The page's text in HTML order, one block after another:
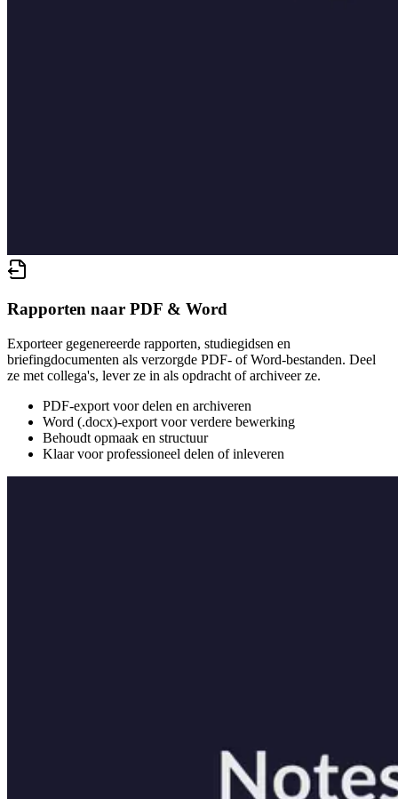
Rapporten naar PDF & Word
Exporteer gegenereerde rapporten, studiegidsen en
briefingdocumenten als verzorgde PDF- of Word-bestanden. Deel
ze met collega's, lever ze in als opdracht of archiveer ze.
PDF-export voor delen en archiveren
Word (.docx)-export voor verdere bewerking
Behoudt opmaak en structuur
Klaar voor professioneel delen of inleveren